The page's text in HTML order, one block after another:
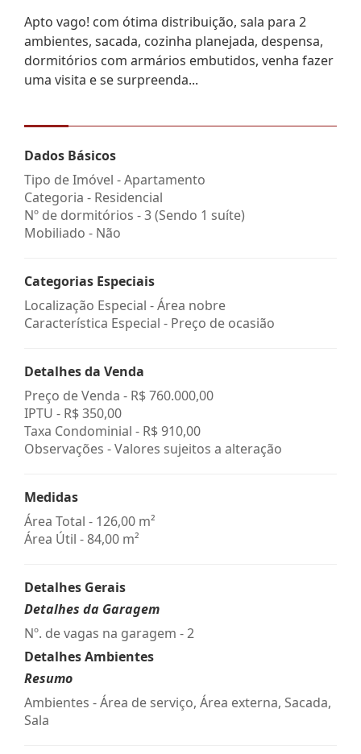
Apto vago! com ótima distribuição, sala para 2
ambientes, sacada, cozinha planejada, despensa,
dormitórios com armários embutidos, venha fazer
uma visita e se surpreenda...
Dados Básicos
Tipo de Imóvel - Apartamento
Categoria - Residencial
Nº de dormitórios - 3 (Sendo 1 suíte)
Mobiliado - Não
Categorias Especiais
Localização Especial - Área nobre
Característica Especial - Preço de ocasião
Detalhes da Venda
Preço de Venda - R$ 760.000,00
IPTU - R$ 350,00
Taxa Condominial - R$ 910,00
Observações - Valores sujeitos a alteração
Medidas
Área Total - 126,00 m²
Área Útil - 84,00 m²
Detalhes Gerais
Detalhes da Garagem
Nº. de vagas na garagem - 2
Detalhes Ambientes
Resumo
Ambientes - Área de serviço, Área externa, Sacada,
Sala